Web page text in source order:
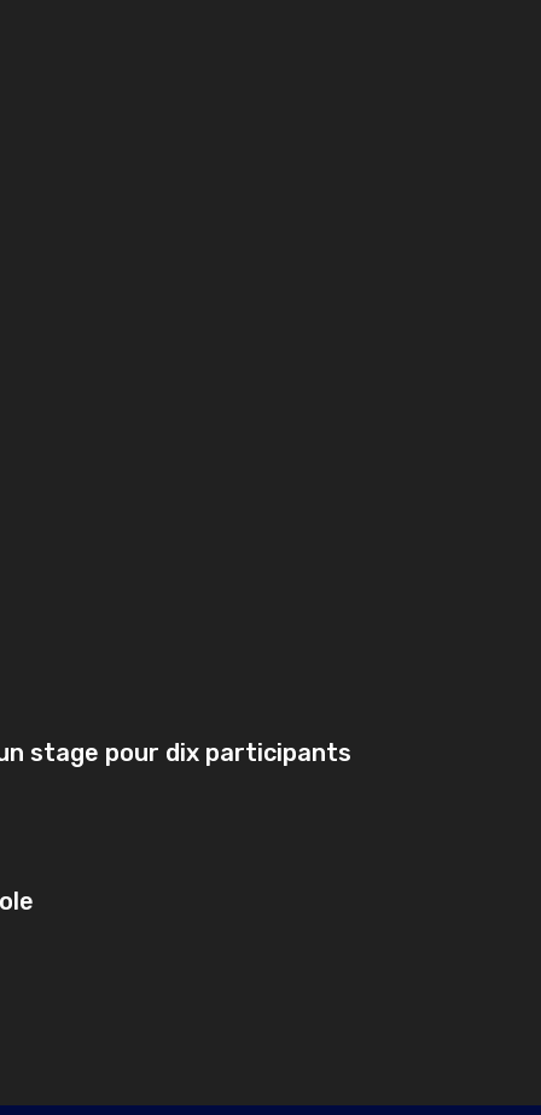
stage pour dix participants